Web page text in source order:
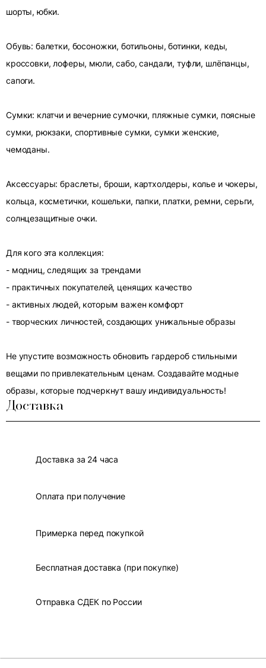
шорты, юбки.
Обувь: балетки, босоножки, ботильоны, ботинки, кеды,
кроссовки, лоферы, мюли, сабо, сандали, туфли, шлёпанцы,
сапоги.
Сумки: клатчи и вечерние сумочки, пляжные сумки, поясные
сумки, рюкзаки, спортивные сумки, сумки женские,
чемоданы.
Аксессуары: браслеты, броши, картхолдеры, колье и чокеры,
кольца, косметички, кошельки, папки, платки, ремни, серьги,
солнцезащитные очки.
Для кого эта коллекция:
- модниц, следящих за трендами
- практичных покупателей, ценящих качество
- активных людей, которым важен комфорт
- творческих личностей, создающих уникальные образы
Не упустите возможность обновить гардероб стильными
вещами по привлекательным ценам. Создавайте модные
образы, которые подчеркнут вашу индивидуальность!
Доставка
Доставка за 24 часа
Оплата при получение
Примерка перед покупкой
Бесплатная доставка (при покупке)
Отправка СДЕК по России